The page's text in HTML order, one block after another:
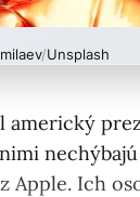
/Unsplash
americký
Apple. Ich